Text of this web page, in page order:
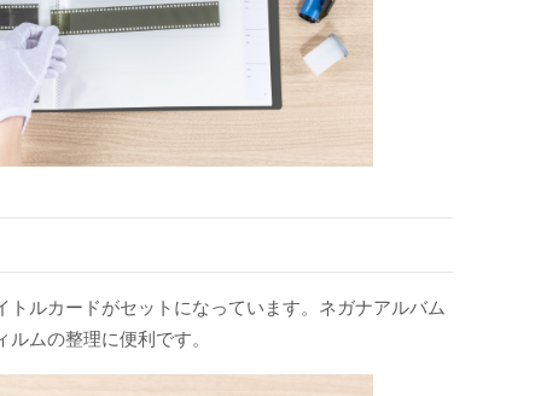
ルカードがセットになっています。ネガナアルバム
ムの整理に便利です。